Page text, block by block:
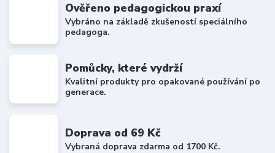
Ověřeno pedagogickou praxí
Vybráno na základě zkušeností speciálního
pedagoga.
Pomůcky, které vydrží
Kvalitní produkty pro opakované používání po
generace.
Doprava od 69 Kč
Vybraná doprava zdarma od 1700 Kč.